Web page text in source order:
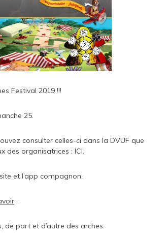
Festival 2019 !!!
25.
consulter celles-ci dans la DVUF que
des organisatrices :ICI.
etl’app compagnon.
:
de part et d’autre des arches.